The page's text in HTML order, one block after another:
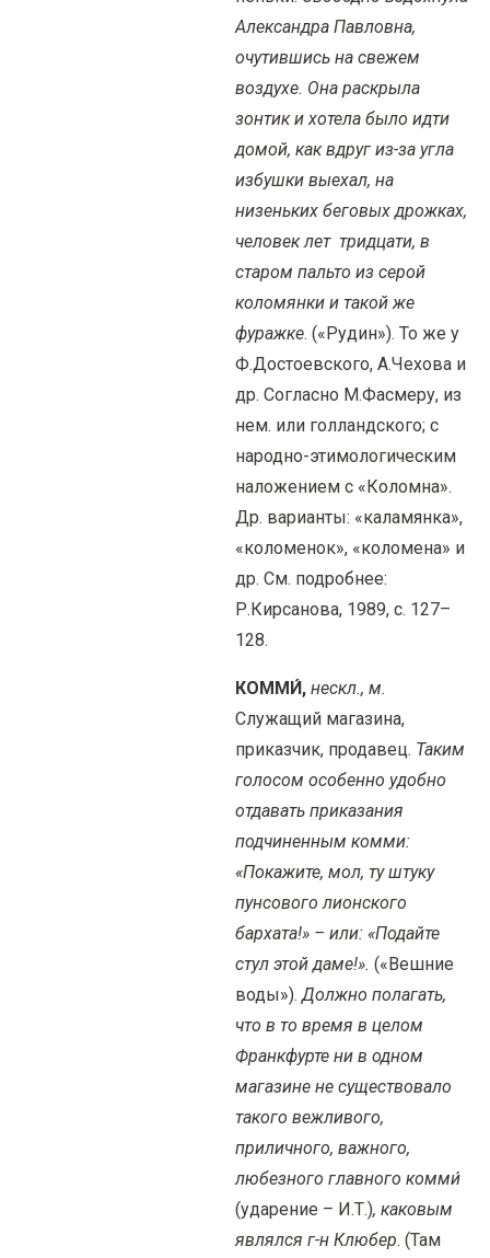
Александра Павловна,
очутившись на свежем
воздухе. Она раскрыла
зонтик и хотела было идти
домой, как вдруг из-за угла
избушки выехал, на
низеньких беговых дрожках,
человек лет тридцати, в
старом пальто из серой
коломянки и такой же
фуражке. («Рудин»). То же у
Ф.Достоевского, А.Чехова и
др. Согласно М.Фасмеру, из
нем. или голландского; с
народно-этимологическим
наложением с «Коломна».
Др. варианты: «каламянка»,
«коломенок», «коломена» и
др. См. подробнее:
Р.Кирсанова, 1989, с. 127–
128.
КОММИ́, нескл., м.
Служащий магазина,
приказчик, продавец. Таким
голосом особенно удобно
отдавать приказания
подчиненным комми:
«Покажите, мол, ту штуку
пунсового лионского
бархата!» – или: «Подайте
стул этой даме!». («Вешние
воды»).Должно полагать,
что в то время в целом
Франкфурте ни в одном
магазине не существовало
такого вежливого,
приличного, важного,
любезного главного комми́
(ударение – И.Т.), каковым
являлся г-н Клюбер. (Там